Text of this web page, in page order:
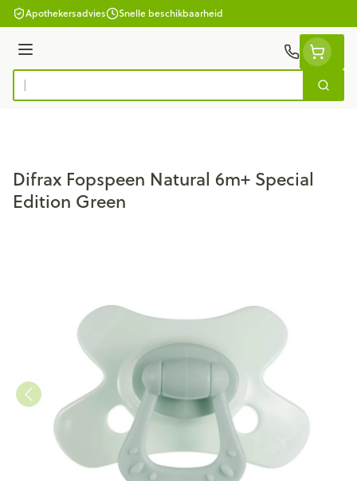
Ga naar de inhoud
Apothekersadvies Snelle beschikbaarheid
Menu
Product, merk, categorie...
Zoek
Difrax Fopspeen Natural 6m+ Special
Edition Green